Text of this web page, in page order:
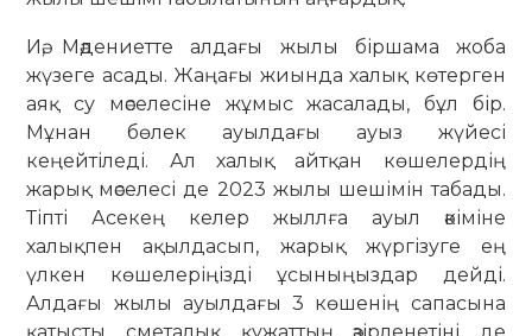
Иә, Мәдениетте алдағы жылы біршама жоба
жүзеге асады. Жаңағы жиында халық көтерген
аяқ су мәселесіне жұмыс жасалады, бұл бір.
Мұнан бөлек ауылдағы ауыз жүйесі
кеңейтіледі. Ал халық айтқан көшелердің
жарық мәселесі де 2023 жылы шешімін табады.
Тіпті Асекең келер жыллға ауыл әкіміне
халықпен ақылдасып, жарық жүргізуге ең
үлкен көшелеріңізді ұсыныңыздар дейді.
Алдағы жылы ауылдағы 3 көшенің сапасына